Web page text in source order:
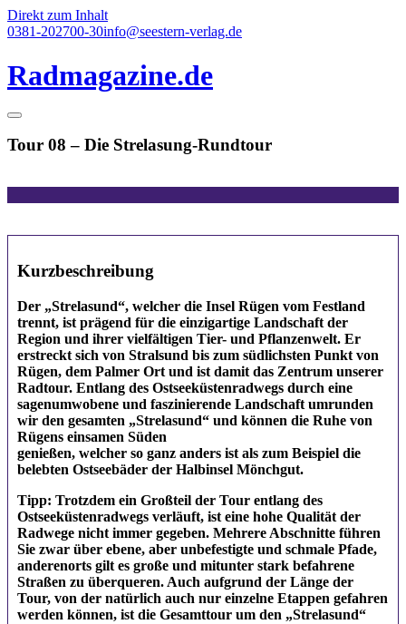
Direkt zum Inhalt
0381-202700-30info@seestern-verlag.de
Radmagazine.de
Tour 08 – Die Strelasung-Rundtour
Kurzbeschreibung
Der „Strelasund“, welcher die Insel Rügen vom Festland
trennt, ist prägend für die einzigartige Landschaft der
Region und ihrer vielfältigen Tier- und Pflanzenwelt. Er
erstreckt sich von Stralsund bis zum südlichsten Punkt von
Rügen, dem Palmer Ort und ist damit das Zentrum unserer
Radtour. Entlang des Ostseeküstenradwegs durch eine
sagenumwobene und faszinierende Landschaft umrunden
wir den gesamten „Strelasund“ und können die Ruhe von
Rügens einsamen Süden
genießen, welcher so ganz anders ist als zum Beispiel die
belebten Ostseebäder der Halbinsel Mönchgut.
Tipp: Trotzdem ein Großteil der Tour entlang des
Ostseeküstenradwegs verläuft, ist eine hohe Qualität der
Radwege nicht immer gegeben. Mehrere Abschnitte führen
Sie zwar über ebene, aber unbefestigte und schmale Pfade,
anderenorts gilt es große und mitunter stark befahrene
Straßen zu überqueren. Auch aufgrund der Länge der
Tour, von der natürlich auch nur einzelne Etappen gefahren
werden können, ist die Gesamttour um den „Strelasund“